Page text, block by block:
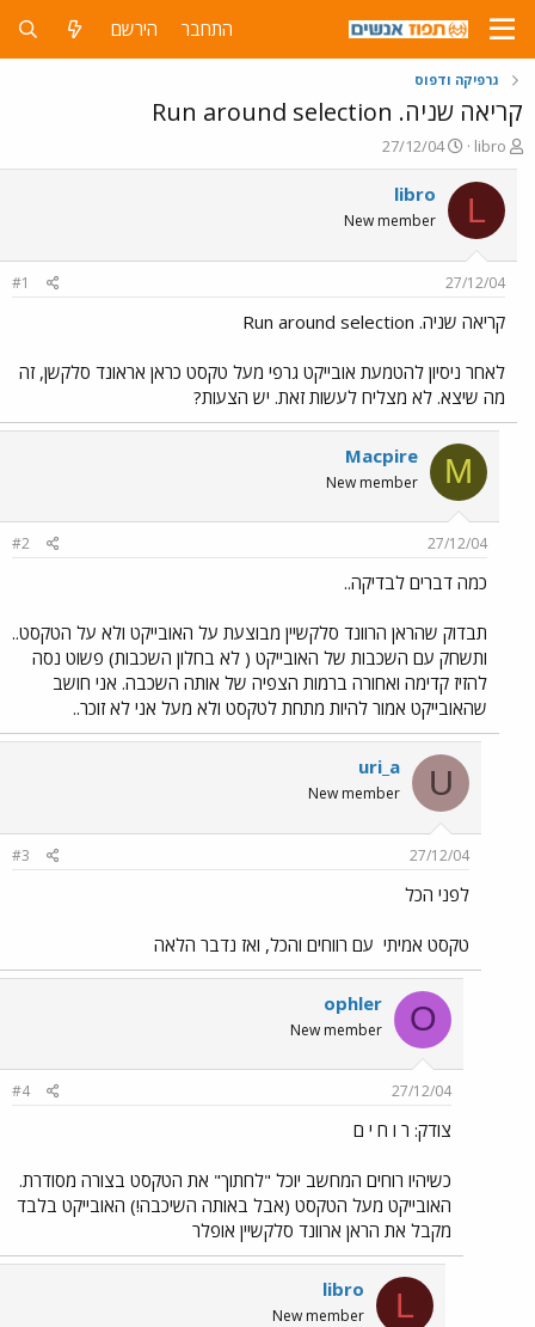
התחבר הירשם
גרפיקה ודפוס
קריאה שניה. Run around selection
פ
ו
ת
ח
ה
ש
א
libro
פ
ו
ר
27/12/04
L
libro
New member
27/12/04
#1
קריאה שניה. Run around selection
לאחר ניסיון להטמעת אובייקט גרפי מעל טקסט כראן אראונד סלקשן, זה
מה שיצא. לא מצליח לעשות זאת. יש הצעות?
M
Macpire
New member
27/12/04
#2
כמה דברים לבדיקה..
תבדוק שהראן הרוונד סלקשיין מבוצעת על האובייקט ולא על הטקסט..
ותשחק עם השכבות של האובייקט ( לא בחלון השכבות) פשוט נסה
להזיז קדימה ואחורה ברמות הצפיה של אותה השכבה. אני חושב
שהאובייקט אמור להיות מתחת לטקסט ולא מעל אני לא זוכר..
U
uri_a
New member
27/12/04
#3
לפני הכל
טקסט אמיתי עם רווחים והכל, ואז נדבר הלאה
O
ophler
New member
27/12/04
#4
צודק: ר ו ח י ם
כשיהיו רוחים המחשב יוכל "לחתוך" את הטקסט בצורה מסודרת.
האובייקט מעל הטקסט (אבל באותה השיכבה!) האובייקט בלבד
מקבל את הראן ארוונד סלקשיין אופלר
L
libro
New member